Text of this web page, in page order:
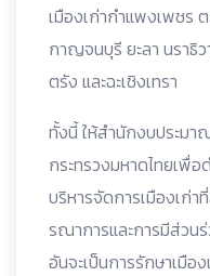
เมืองเก่ากำแพงเพชร
กาญจนบุรี ยะลา นราธิ
ตรัง และฉะเชิงเทรา
ทั้งนี้ ให้สำนักงบประม
กระทรวงมหาดไทยเพื่อ
บริหารจัดการเมืองเก่
รณาการและการมีส่วน
อันจะเป็นการรักษาเมื